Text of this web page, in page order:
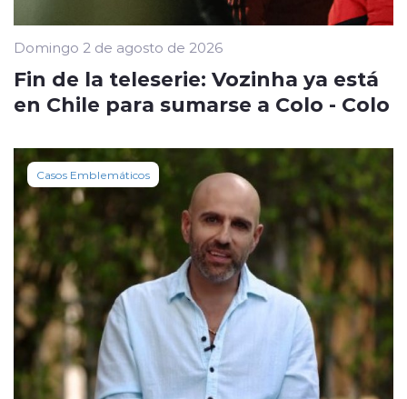
Domingo 2 de agosto de 2026
Fin de la teleserie: Vozinha ya está
en Chile para sumarse a Colo - Colo
Casos Emblemáticos